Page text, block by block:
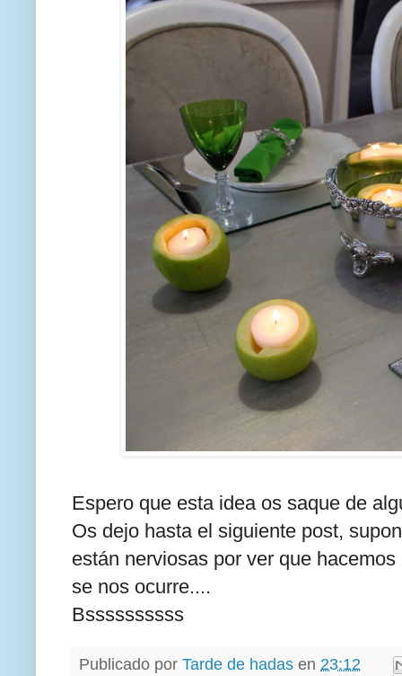
Espero que esta idea os saque de
Os dejo hasta el siguiente post,
están nerviosas por ver que
se nos ocurre....
Bssssssssss
Publicado por Tarde de hadas en 23:12